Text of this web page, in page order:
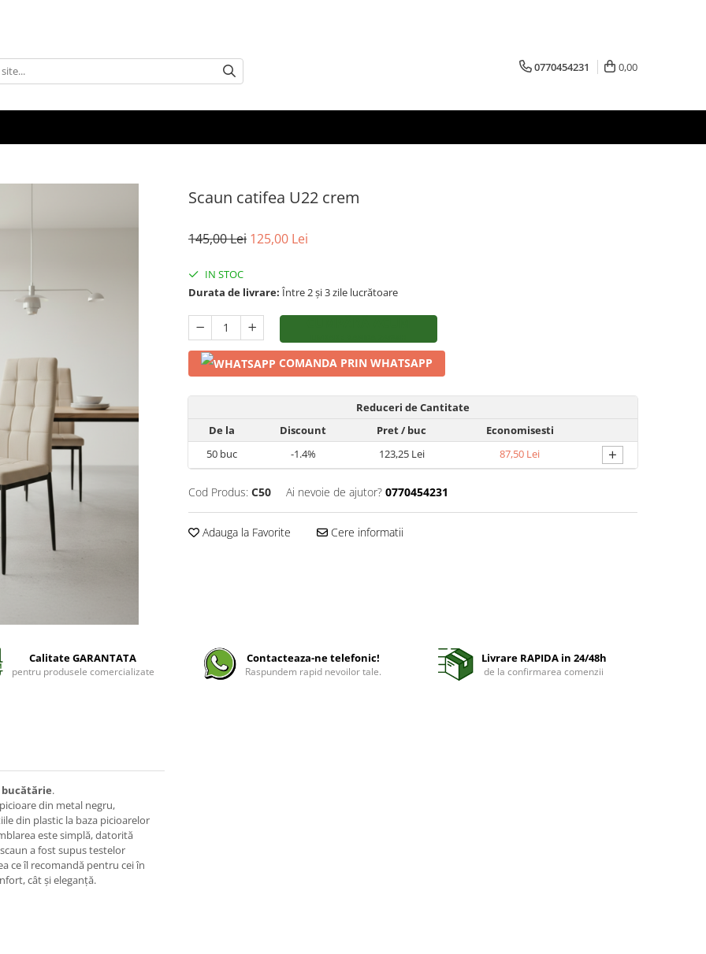
0770454231 0,00
Scaun catifea U22 crem
145,00 Lei 125,00 Lei
IN STOC
Durata de livrare: Între 2 și 3 zile lucrătoare
COMANDA PRIN WHATSAPP
Reduceri de Cantitate
De la
Discount Pret/ buc
Economisesti
50 buc -1.4% 123,25 Lei 87,50 Lei +
Cod Produs: C50 Ai nevoie de ajutor? 0770454231
Adauga la Favorite Cere informatii
Calitate GARANTATA
pentru produsele comercializate
Contacteaza-ne telefonic!
Raspundem rapid nevoilor tale.
Livrare RAPIDA in 24/48h
de la confirmarea comenzii
bucătărie.
din metal negru,
din plastic la baza picioarelor
este simplă, datorită
a fost supus testelor
ce îl recomandă pentru cei în
cât și eleganță.